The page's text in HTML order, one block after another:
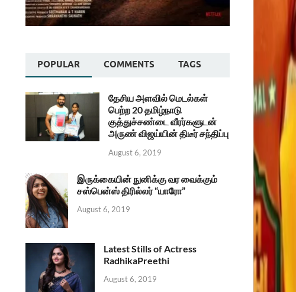
POPULAR COMMENTS TAGS
தேசிய அளவில் மெடல்கள்
பெற்ற 20 தமிழ்நாடு
குத்துச்சண்டை வீரர்களுடன்
அருண் விஜய்யின் திடீர் சந்திப்பு
August 6, 2019
இருக்கையின் நுனிக்கு வர வைக்கும்
சஸ்பென்ஸ் திரில்லர் “யாரோ”
August 6, 2019
Latest Stills of Actress
RadhikaPreethi
August 6, 2019